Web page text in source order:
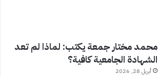
محمد مختار جمعة يكتب: لماذا لم تعد
الشهادة الجامعية كافية؟
أبريل 28, 2026